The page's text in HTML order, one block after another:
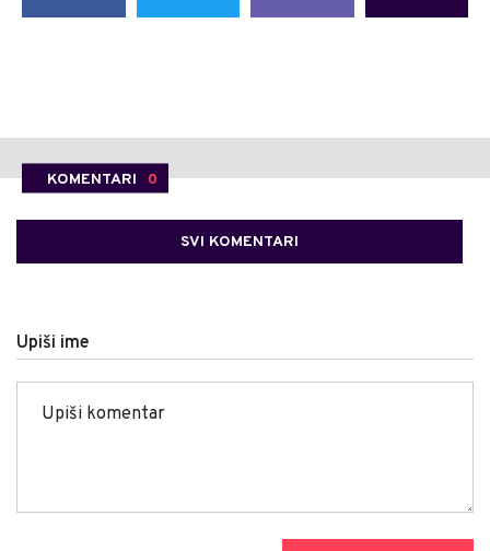
KOMENTARI 0
SVI KOMENTARI
Upiši ime